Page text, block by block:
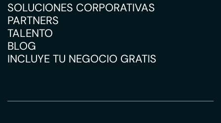
SOLUCIONES CORPORATIVAS
PARTNERS
TALENTO
BLOG
INCLUYE TU NEGOCIO GRATIS